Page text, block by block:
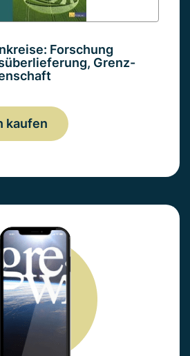
Forschung
Grenz-
kaufen